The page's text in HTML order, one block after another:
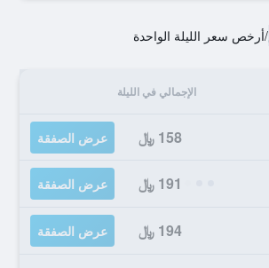
/أرخص سعر الليلة الواحدة
الإجمالي في الليلة
158 ﷼ عرض الصفقة
191 ﷼ عرض الصفقة
194 ﷼ عرض الصفقة